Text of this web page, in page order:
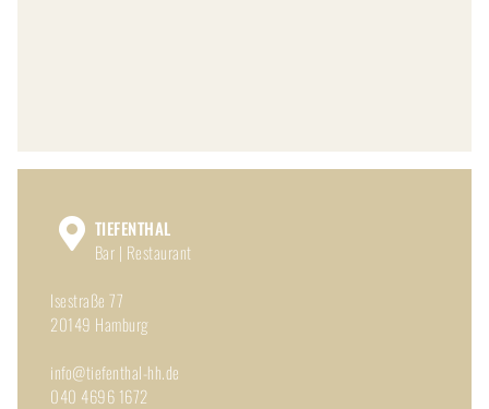
TIEFENTHAL
Bar | Restaurant
Isestraße 77
20149 Hamburg
info@tiefenthal-hh.de
040 4696 1672